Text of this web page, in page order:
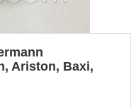
Ariston, Baxi,